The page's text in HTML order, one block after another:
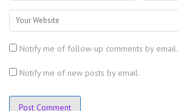
Notify me of follow-up comments by email.
Notify me of new posts by email.